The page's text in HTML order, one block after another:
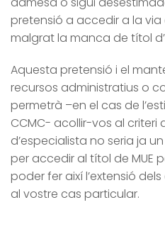
pretensió a accedir a la via
malgrat la manca de títol
Aquesta pretensió i el
recursos administratius o
permetrà –en el cas de
CCMC- acollir-vos al criteri
d’especialista no seria ja
per accedir al títol de MUE
poder fer així l’extensió
al vostre cas particular.